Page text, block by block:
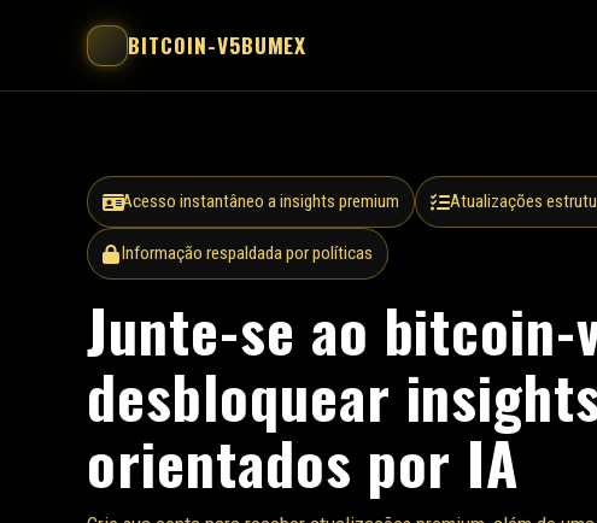
BITCOIN-V5BUMEX
Acesso instantâneo a insights premium Atualizações
Informação respaldada por políticas
Junte-se ao bitcoin-
desbloquear
orientados por IA